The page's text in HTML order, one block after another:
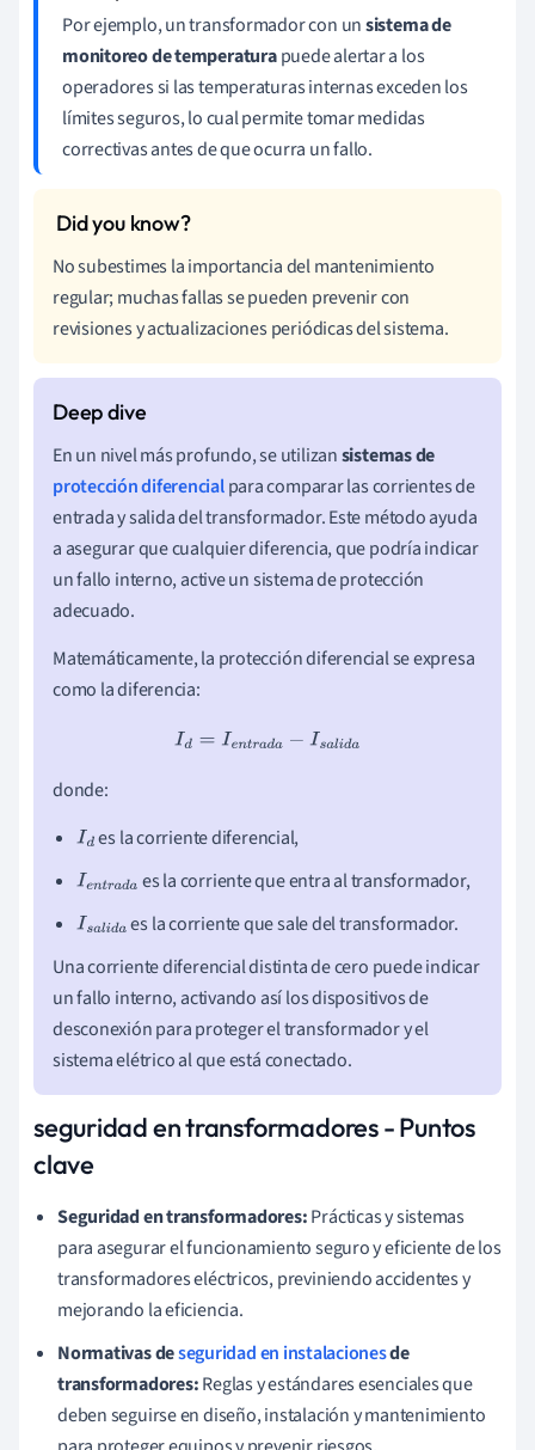
Por ejemplo, un transformador con unsistema de
monitoreo de temperaturapuede alertar a los
operadores si las temperaturas internas exceden los
límites seguros, lo cual permite tomar medidas
correctivas antes de que ocurra un fallo.
No subestimes la importancia del mantenimiento
regular; muchas fallas se pueden prevenir con
revisiones y actualizaciones periódicas del sistema.
En un nivel más profundo, se utilizansistemas de
protección diferencialpara comparar las corrientes de
entrada y salida del transformador. Este método ayuda
a asegurar que cualquier diferencia, que podría indicar
un fallo interno, active un sistema de protección
adecuado.
Matemáticamente, la protección diferencial se expresa
como la diferencia:
d= entrada−Is alida
donde:
Id es la corriente diferencial,
Ientrad
a
es la corriente que entra al transformador,
Isalidaes la corriente que sale del transformador.
Una corriente diferencial distinta de cero puede indicar
un fallo interno, activando así los dispositivos de
desconexión para proteger el transformador y el
sistema elétrico al que está conectado.
seguridad en transformadores - Puntos
clave
Seguridad en transformadores:Prácticas y sistemas
para asegurar el funcionamiento seguro y eficiente de los
transformadores eléctricos, previniendo accidentes y
mejorando la eficiencia.
Normativas deseguridad en instalacionesde
transformadores:Reglas y estándares esenciales que
deben seguirse en diseño, instalación y mantenimiento